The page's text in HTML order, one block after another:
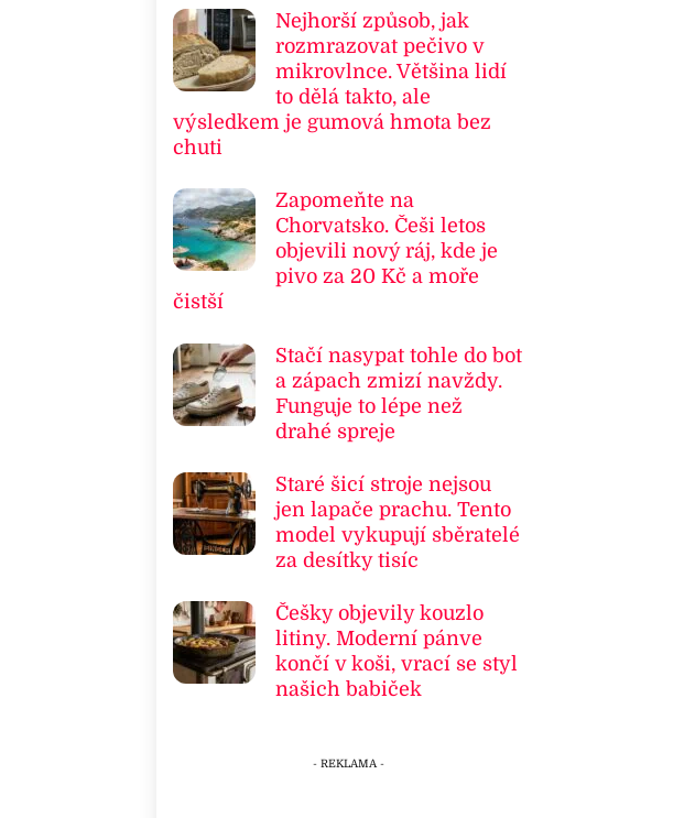
Nejhorší způsob, jak
rozmrazovat pečivo v
mikrovlnce. Většina lidí
to dělá takto, ale
výsledkem je gumová hmota bez
chuti
Zapomeňte na
Chorvatsko. Češi letos
objevili nový ráj, kde je
pivo za 20 Kč a moře
čistší
Stačí nasypat tohle do bot
a zápach zmizí navždy.
Funguje to lépe než
drahé spreje
Staré šicí stroje nejsou
jen lapače prachu. Tento
model vykupují sběratelé
za desítky tisíc
Češky objevily kouzlo
litiny. Moderní pánve
končí v koši, vrací se styl
našich babiček